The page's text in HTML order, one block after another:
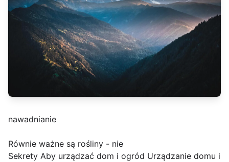
nawadnianie
Równie ważne są rośliny - nie
Sekrety Aby urządzać dom i ogród Urządzanie domu i